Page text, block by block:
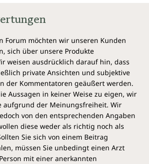
Forum möchten wir unseren Kunden
sich über unsere Produkte
weisen ausdrücklich darauf hin, dass
private Ansichten und subjektive
der Kommentatoren geäußert werden.
Aussagen in keiner Weise zu eigen, wir
aufgrund der Meinungsfreiheit. Wir
von den entsprechenden Angaben
diese weder als richtig noch als
Sie sich von einem Beitrag
müssen Sie unbedingt einen Arzt
mit einer anerkannten